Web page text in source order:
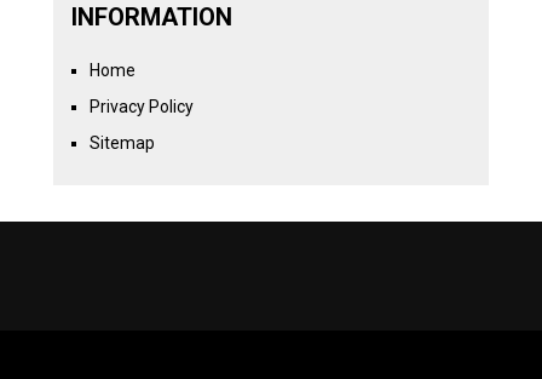
INFORMATION
Home
Privacy Policy
Sitemap